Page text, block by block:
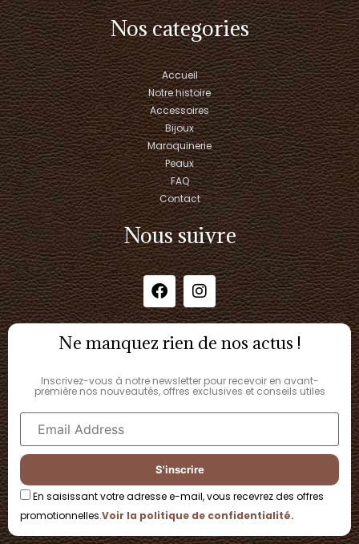
Nos categories
Accueil
Notre histoire
Accessoires
Bijoux
Maroquinerie
Peaux
FAQ
Contact
Nous suivre
Ne manquez rien de nos actus !
Inscrivez-vous à notre newsletter pour recevoir en avant-
première nos nouveautés, offres exclusives et conseils utiles
En saisissant votre adresse e-mail, vous recevrez des offres
promotionnelles.Voir la politique de confidentialité.